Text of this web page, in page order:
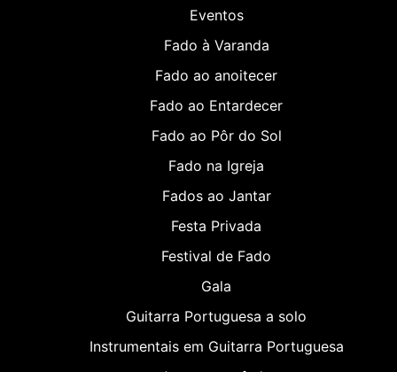
Eventos
Fado à Varanda
Fado ao anoitecer
Fado ao Entardecer
Fado ao Pôr do Sol
Fado na Igreja
Fados ao Jantar
Festa Privada
Festival de Fado
Gala
Guitarra Portuguesa a solo
Instrumentais em Guitarra Portuguesa